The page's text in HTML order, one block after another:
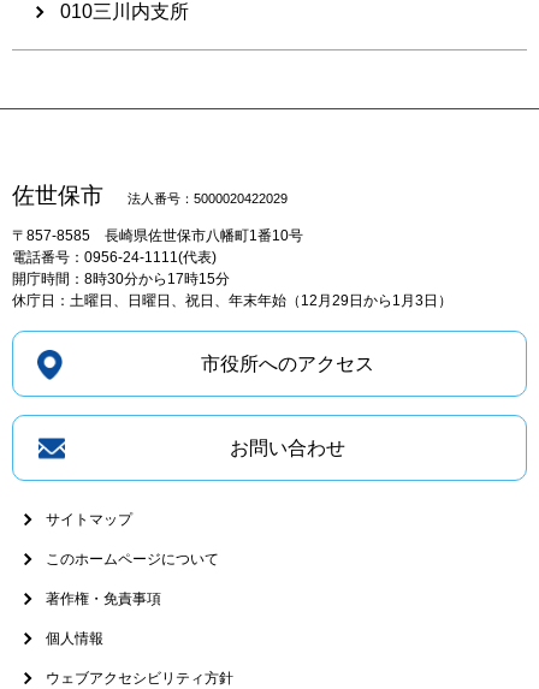
010三川内支所
佐世保市 法人番号：5000020422029
〒857-8585 長崎県佐世保市八幡町1番10号
電話番号：0956-24-1111(代表)
開庁時間：8時30分から17時15分
休庁日：土曜日、日曜日、祝日、年末年始（12月29日から1月3日）
市役所へのアクセス
お問い合わせ
サイトマップ
このホームページについて
著作権・免責事項
個人情報
ウェブアクセシビリティ方針